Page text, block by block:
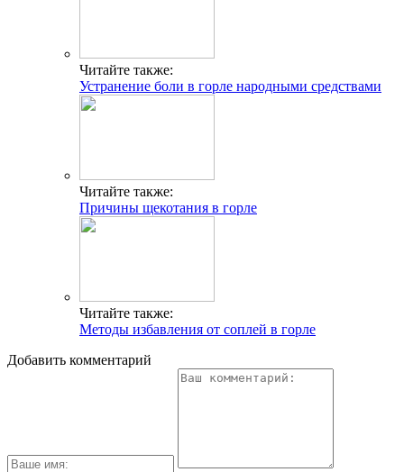
Читайте также:
Устранение боли в горле народными средствами
Читайте также:
Причины щекотания в горле
Читайте также:
Методы избавления от соплей в горле
Добавить комментарий